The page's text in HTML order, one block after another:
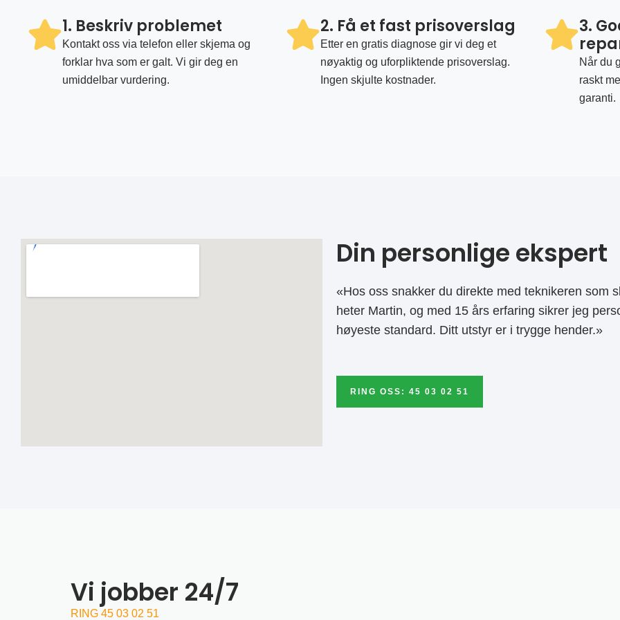
1. Beskriv problemet
Kontakt oss via telefon eller skjema og
forklar hva som er galt. Vi gir deg en
umiddelbar vurdering.
2. Få et fast prisoverslag
Etter en gratis diagnose gir vi deg et
nøyaktig og uforpliktende prisoverslag.
Ingen skjulte kostnader.
3.
Når du
raskt
garanti.
Din personlige ekspert
«Hos oss snakker du direkte med teknikeren som
heter Martin, og med 15 års erfaring sikrer jeg
høyeste standard. Ditt utstyr er i trygge hender.»
RING OSS: 45 03 02 51
Vi jobber 24/7
RING 45 03 02 51